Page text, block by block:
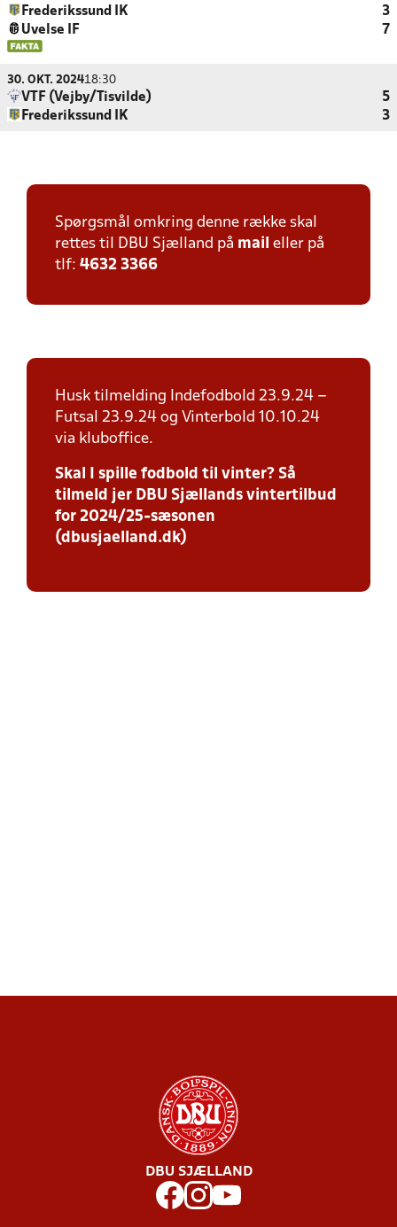
Frederikssund IK
3
Uvelse IF
7
30. OKT. 202418:30
VTF (Vejby/Tisvilde)
5
Frederikssund IK
3
Spørgsmål omkring denne række skal
rettes til DBU Sjælland på mail eller på
tlf: 4632 3366
Husk tilmelding Indefodbold 23.9.24 –
Futsal 23.9.24 og Vinterbold 10.10.24
via kluboffice.
Skal I spille fodbold til vinter? Så
tilmeld jer DBU Sjællands vintertilbud
for 2024/25-sæsonen
(dbusjaelland.dk)
DBU SJÆLLAND